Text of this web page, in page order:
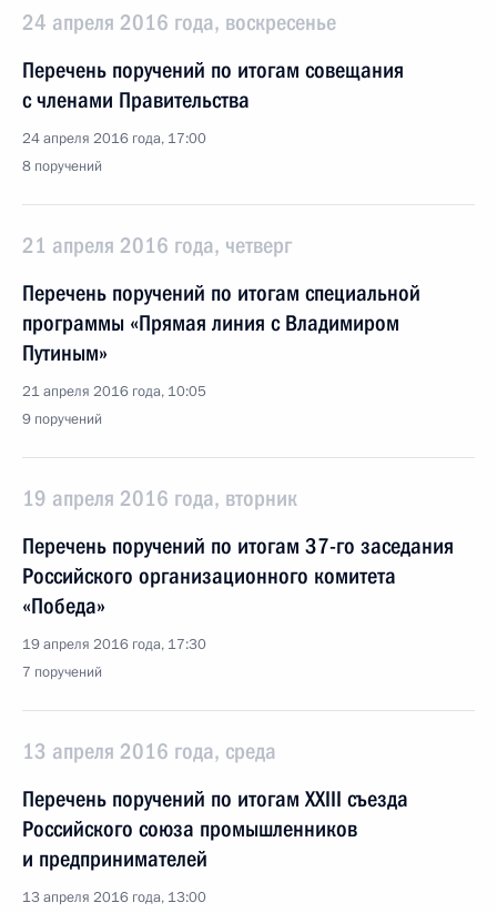
24 апреля 2016 года, воскресенье
Перечень поручений по итогам совещания
с членами Правительства
24 апреля 2016 года, 17:00
8 поручений
21 апреля 2016 года, четверг
Перечень поручений по итогам специальной
программы «Прямая линия с Владимиром
Путиным»
21 апреля 2016 года, 10:05
9 поручений
19 апреля 2016 года, вторник
Перечень поручений по итогам 37-го заседания
Российского организационного комитета
«Победа»
19 апреля 2016 года, 17:30
7 поручений
13 апреля 2016 года, среда
Перечень поручений по итогам XXIII съезда
Российского союза промышленников
и предпринимателей
13 апреля 2016 года, 13:00